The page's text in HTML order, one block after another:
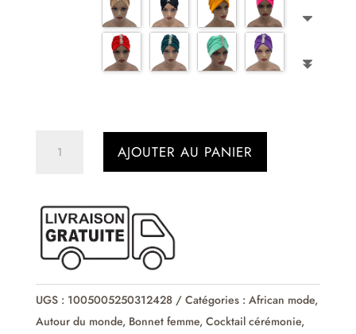
turban
strass
fleurs
diamants
AJOUTER AU PANIER
UGS : 1005005250312428 Catégories : African mode,
Autour du monde, Bonnet femme, Cocktail cérémonie,